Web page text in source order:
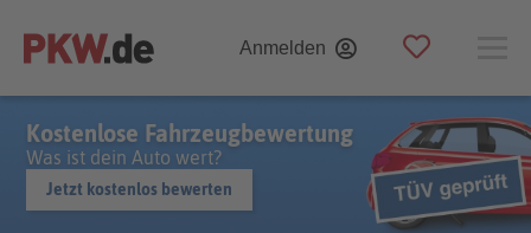
Anmelden
Kostenlose Fahrzeugbewertung
Was ist dein Auto wert?
Jetzt kostenlos bewerten